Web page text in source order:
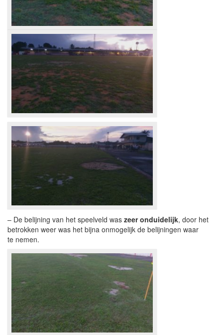
– De belijning van het speelveld was zeer onduidelijk, door het
betrokken weer was het bijna onmogelijk de belijningen waar
te nemen.